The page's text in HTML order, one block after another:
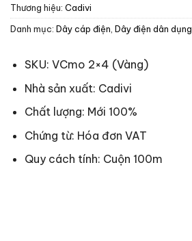
Thương hiệu: Cadivi
Danh mục: Dây cáp điện Dây điện dân dụng
SKU: VCmo 2×4 (Vàng)
Nhà sản xuất: Cadivi
Chất lượng: Mới 100%
Chứng từ: Hóa đơn VAT
Quy cách tính: Cuộn 100m